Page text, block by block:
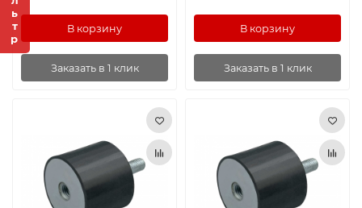
В корзину
Заказать в 1 клик
В корзину
Заказать в 1 клик